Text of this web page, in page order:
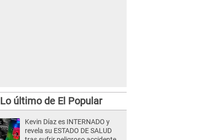
Lo último de El Popular
Kevin Díaz es INTERNADO y
revela su ESTADO DE SALUD